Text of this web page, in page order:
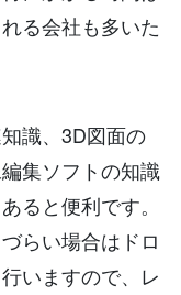
る会社も多いた
識、3D図面の
集ソフトの知識
ると便利です。
らい場合はドロ
いますので、レ